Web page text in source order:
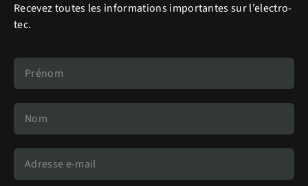
Recevez toutes les informations importantes sur l’electro-
tec.